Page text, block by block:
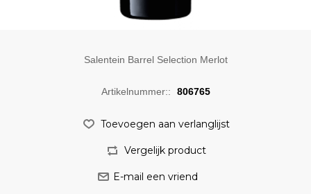
Salentein Barrel Selection Merlot
Artikelnummer:: 806765